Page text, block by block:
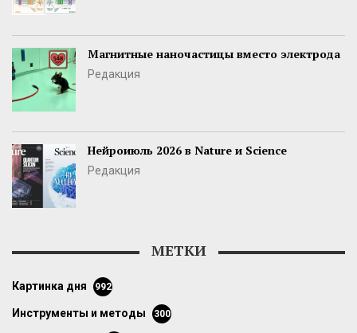
Магнитные наночастицы вместо электрода
Редакция
Нейроиюль 2026 в Nature и Science
Редакция
МЕТКИ
картинка дня 992
инструменты и методы 300